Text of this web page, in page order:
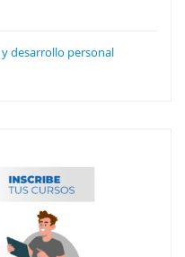
desarrollo personal